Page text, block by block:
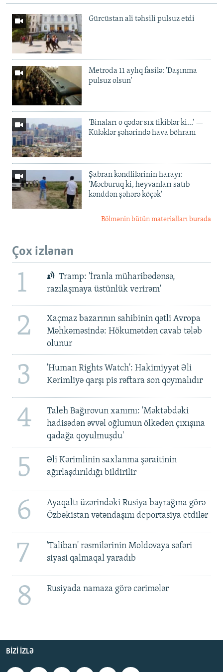
Gürcüstan ali təhsili pulsuz etdi
Metroda 11 aylıq fasilə: 'Daşınma
pulsuz olsun'
'Binaları o qədər sıx tikiblər ki...' —
Küləklər şəhərində hava böhranı
Şabran kəndlilərinin harayı:
'Məcburuq ki, heyvanları satıb
kənddən şəhərə köçək'
Bölmənin bütün materialları burada
Çox izlənən
1
Tramp: 'İranla müharibədənsə,
razılaşmaya üstünlük verirəm'
2
Xaçmaz bazarının sahibinin qətli Avropa
Məhkəməsində: Hökumətdən cavab tələb
olunur
3
'Human Rights Watch': Hakimiyyət Əli
Kərimliyə qarşı pis rəftara son qoymalıdır
4
Taleh Bağırovun xanımı: 'Məktəbdəki
hadisədən əvvəl oğlumun ölkədən çıxışına
qadağa qoyulmuşdu'
5
Əli Kərimlinin saxlanma şəraitinin
ağırlaşdırıldığı bildirilir
6
Ayaqaltı üzərindəki Rusiya bayrağına görə
Özbəkistan vətəndaşını deportasiya etdilər
7
'Taliban' rəsmilərinin Moldovaya səfəri
siyasi qalmaqal yaradıb
8 Rusiyada namaza görə cərimələr
BIZI IZLƏ